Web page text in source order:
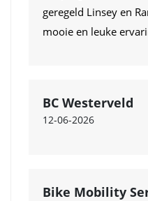
geregeld Linsey en
mooie en leuke
BC Westerveld
12-06-2026
Bike Mobility